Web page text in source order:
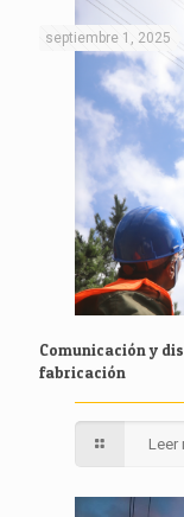
septiembre 1, 2025
Comunicación y
fabricación
Leer